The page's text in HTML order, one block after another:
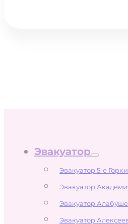
Эвакуатор
Эвакуатор 5-е Горки
Эвакуатор
Эвакуатор
Эвакуатор